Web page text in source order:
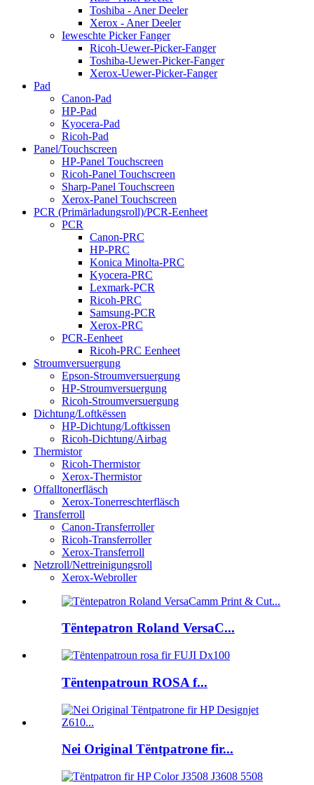
Toshiba - Aner Deeler
Xerox - Aner Deeler
Ieweschte Picker Fanger
Ricoh-Uewer-Picker-Fanger
Toshiba-Uewer-Picker-Fanger
Xerox-Uewer-Picker-Fanger
Pad
Canon-Pad
HP-Pad
Kyocera-Pad
Ricoh-Pad
Panel/Touchscreen
HP-Panel Touchscreen
Ricoh-Panel Touchscreen
Sharp-Panel Touchscreen
Xerox-Panel Touchscreen
PCR (Primärladungsroll)/PCR-Eenheet
PCR
Canon-PRC
HP-PRC
Konica Minolta-PRC
Kyocera-PRC
Lexmark-PCR
Ricoh-PRC
Samsung-PCR
Xerox-PRC
PCR-Eenheet
Ricoh-PRC Eenheet
Stroumversuergung
Epson-Stroumversuergung
HP-Stroumversuergung
Ricoh-Stroumversuergung
Dichtung/Loftkëssen
HP-Dichtung/Loftkissen
Ricoh-Dichtung/Airbag
Thermistor
Ricoh-Thermistor
Xerox-Thermistor
Offalltonerfläsch
Xerox-Tonerreschterfläsch
Transferroll
Canon-Transferroller
Ricoh-Transferroller
Xerox-Transferroll
Netzroll/Nettreinigungsroll
Xerox-Webroller
Tëntepatron Roland VersaC...
Tëntenpatroun ROSA f...
Nei Original Tëntpatrone fir...